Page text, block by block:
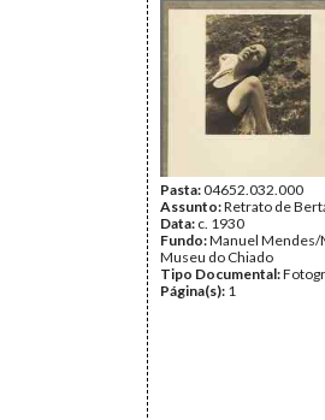
Pasta:04652.032.000
Assunto:Retrato de
Data: c. 1930
Fundo:Manuel Mendes/
Museu do Chiado
Tipo Documental:
Página(s): 1